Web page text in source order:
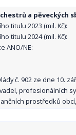
a pěveckých
titulu 2023 (mil. Kč):
titulu 2024 (mil. Kč):
ANO/NE:
č. 902 ze dne 10.
profesionálních
prostředků